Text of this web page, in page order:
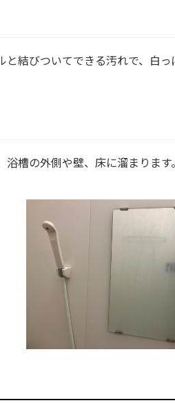
結びついてできる汚れで、白
槽の外側や壁、床に溜まります。